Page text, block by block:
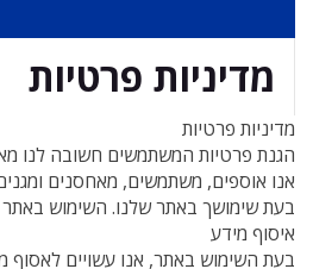
מדיניות פרטיות
הגנת פרטיות המשתמשים חשובה לנו
אנו אוספים, משתמשים, מאחסנים
בעת שימושך באתר שלנו. השימוש באתר
איסוף מידע
בעת השימוש באתר, אנו עשויים לאסוף
מדיניות פרטיות